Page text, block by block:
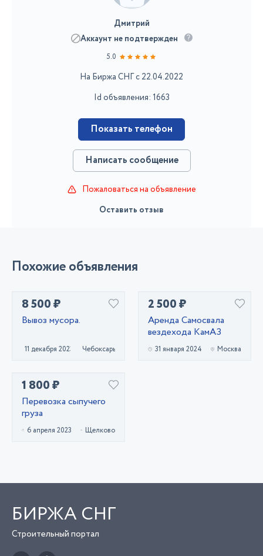
Дмитрий
Аккаунт не подтвержден
5.0
На Биржа СНГ с 22.04.2022
Id объявления: 1663
Показать телефон
Написать сообщение
Пожаловаться на объявление
Оставить отзыв
Похожие объявления
8 500 ₽
Вывоз мусора.
11 декабря 2023 Чебоксары
2 500 ₽
Аренда Самосвала
вездехода КамАЗ
31 января 2024 Москва
1 800 ₽
Перевозка сыпучего
груза
6 апреля 2023 Щелково
БИРЖА СНГ
Строительный портал